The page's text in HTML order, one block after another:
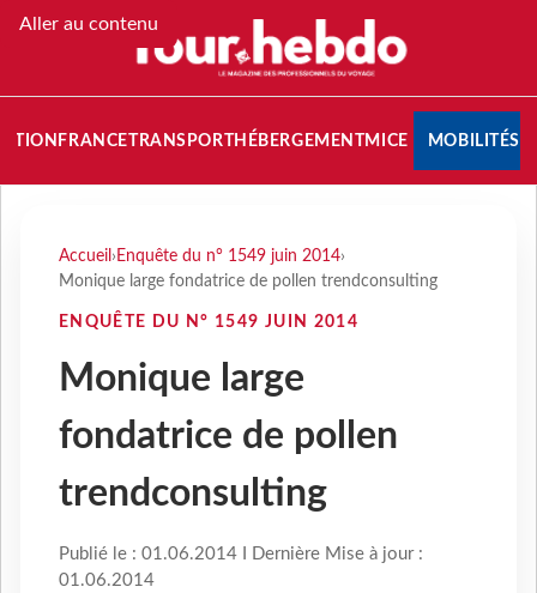
Aller au contenu
FRANCETRANSPORT HÉBERGEMENTMICE MOBILITÉS
Accueil › Enquête du n° 1549 juin 2014›
Monique large fondatrice de pollen trendconsulting
ENQUÊTE DU N° 1549 JUIN 2014
Monique large
fondatrice de pollen
trendconsulting
Publié le : 01.06.2014 I Dernière Mise à jour :
01.06.2014